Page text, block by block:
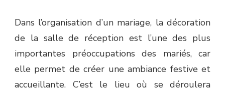
Dans l’organisation d’un mariage, la décoration
de la salle de réception est l’une des plus
importantes préoccupations des mariés, car
elle permet de créer une ambiance festive et
accueillante. C’est le lieu où se déroulera